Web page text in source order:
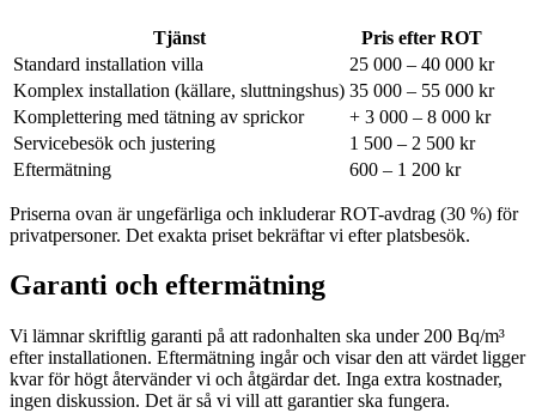
Tjänst
Pris efter ROT
Standard installation villa
25 000 – 40 000 kr
Komplex installation (källare, sluttningshus) 35 000 – 55 000 kr
Komplettering med tätning av sprickor
+ 3 000 – 8 000 kr
Servicebesök och justering
1 500 – 2 500 kr
Eftermätning
600 – 1 200 kr
Priserna ovan är ungefärliga och inkluderar ROT-avdrag (30 %) för
privatpersoner. Det exakta priset bekräftar vi efter platsbesök.
Garanti och eftermätning
Vi lämnar skriftlig garanti på att radonhalten ska under 200 Bq/m³
efter installationen. Eftermätning ingår och visar den att värdet ligger
kvar för högt återvänder vi och åtgärdar det. Inga extra kostnader,
ingen diskussion. Det är så vi vill att garantier ska fungera.